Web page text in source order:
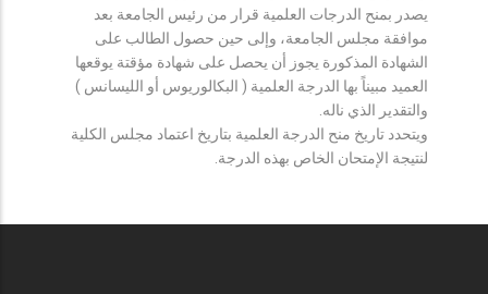
يصدر بمنح الدرجات العلمية قرار من رئيس الجامعة بعد
موافقة مجلس الجامعة، وإلى حين حصول الطالب على
الشهادة المذكورة يجوز أن يحصل على شهادة مؤقتة يوقعها
العميد مبيناً بها الدرجة العلمية ( البكالوريوس أو الليسانس )
والتقدير الذي ناله.
ويتحدد تاريخ منح الدرجة العلمية بتاريخ اعتماد مجلس الكلية
لنتيجة الإمتحان الخاص بهذه الدرجة.